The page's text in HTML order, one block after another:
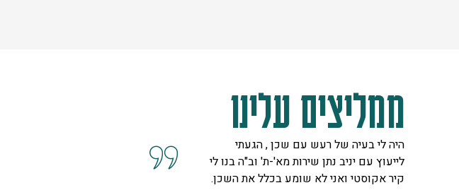
ממליצים עלינו
היה לי בעיה של רעש עם שכן , הגעתי
לייעוץ עם יניב נתן שירות מא'-ת' וב"ה בנו לי
קיר אקוסטי ואני לא שומע בכלל את השכן.